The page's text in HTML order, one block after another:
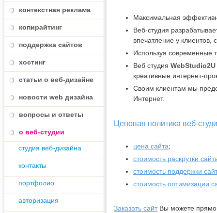
контекстная реклама
копирайтинг
поддержка сайтов
хостинг
статьи о веб-дизайне
новости web дизайна
вопросы и ответы
о веб-студии
студия веб-дизайна
контакты
портфолио
авторизация
Максимальная
Веб-студия
впечатление у клиентов,
Используя современные
Веб студия WebStudio2U
креативные интернет-
Своим клиентам мы
Интернет.
Ценовая политика веб-
цена сайта;
стоимость раскрутки
стоимость поддержки
стоимость оптимизации
Заказать сайтВы можете прямо